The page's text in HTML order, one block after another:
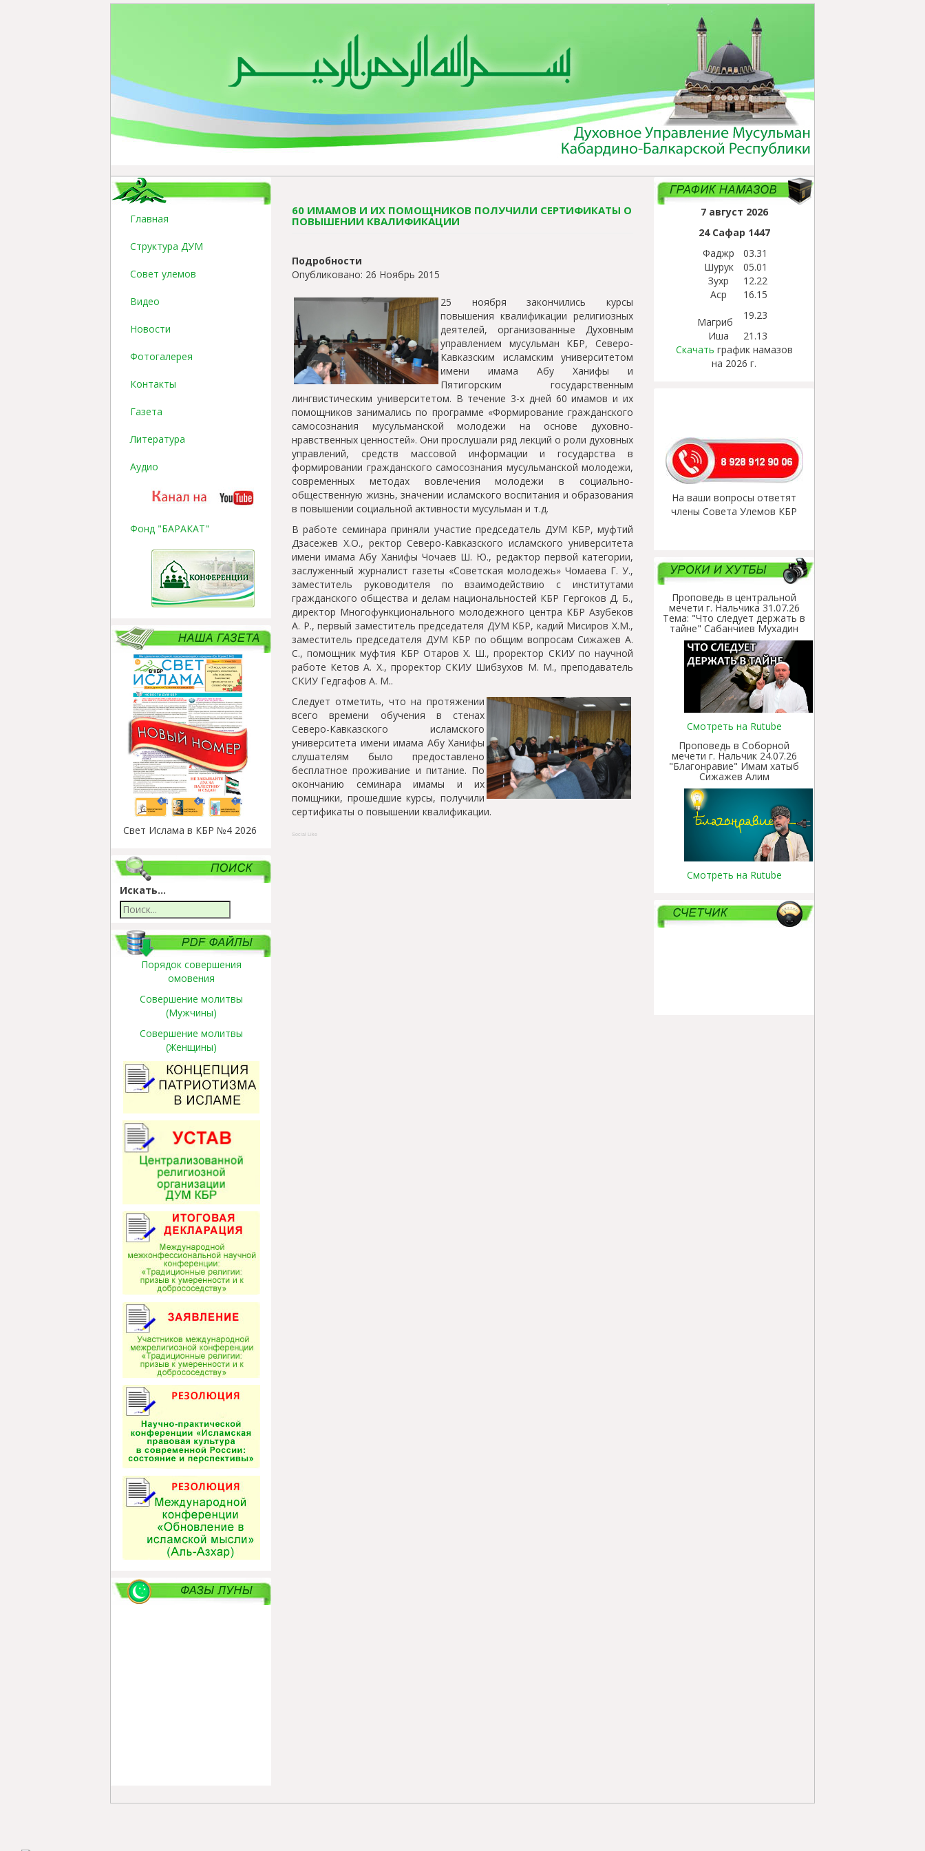
Главная
Структура ДУМ
Совет улемов
Видео
Новости
Фотогалерея
Контакты
Газета
Литература
Аудио
Фонд "БАРАКАТ"
Свет Ислама в КБР №4 2026
Искать...
Порядок совершения
омовения
Совершение молитвы
(Мужчины)
Совершение молитвы
(Женщины)
60 ИМАМОВ И ИХ ПОМОЩНИКОВ ПОЛУЧИЛИ СЕРТИФИКАТЫ О
ПОВЫШЕНИИ КВАЛИФИКАЦИИ
Подробности
Опубликовано: 26 Ноябрь 2015
25 ноября закончились курсы
повышения квалификации религиозных
деятелей, организованные Духовным
управлением мусульман КБР, Северо-
Кавказским исламским университетом
имени имама Абу Ханифы и
Пятигорским государственным
лингвистическим университетом. В течение 3-х дней 60 имамов и их
помощников занимались по программе «Формирование гражданского
самосознания мусульманской молодежи на основе духовно-
нравственных ценностей». Они прослушали ряд лекций о роли духовных
управлений, средств массовой информации и государства в
формировании гражданского самосознания мусульманской молодежи,
современных методах вовлечения молодежи в социально-
общественную жизнь, значении исламского воспитания и образования
в повышении социальной активности мусульман и т.д.
В работе семинара приняли участие председатель ДУМ КБР, муфтий
Дзасежев Х.О., ректор Северо-Кавказского исламского университета
имени имама Абу Ханифы Чочаев Ш. Ю., редактор первой категории,
заслуженный журналист газеты «Советская молодежь» Чомаева Г. У.,
заместитель руководителя по взаимодействию с институтами
гражданского общества и делам национальностей КБР Гергоков Д. Б.,
директор Многофункционального молодежного центра КБР Азубеков
А. Р., первый заместитель председателя ДУМ КБР, кадий Мисиров Х.М.,
заместитель председателя ДУМ КБР по общим вопросам Сижажев А.
С., помощник муфтия КБР Отаров Х. Ш., проректор СКИУ по научной
работе Кетов А. Х., проректор СКИУ Шибзухов М. М., преподаватель
СКИУ Гедгафов А. М..
Следует отметить, что на протяжении
всего времени обучения в стенах
Северо-Кавказского исламского
университета имени имама Абу Ханифы
слушателям было предоставлено
бесплатное проживание и питание. По
окончанию семинара имамы и их
помщники, прошедшие курсы, получили
сертификаты о повышении квалификации.
Social Like
7 август 2026
24 Сафар 1447
Фаджр
03.31
Шурук
05.01
Зухр
12.22
Аср
16.15
Магриб
19.23
Иша
21.13
Скачать график намазов
на 2026 г.
На ваши вопросы ответят
члены Совета Улемов КБР
Проповедь в центральной
мечети г. Нальчика 31.07.26
Тема: "Что следует держать в
тайне" Сабанчиев Мухадин
Смотреть на Rutube
Проповедь в Соборной
мечети г. Нальчик 24.07.26
"Благонравие" Имам хатыб
Сижажев Алим
Смотреть на Rutube